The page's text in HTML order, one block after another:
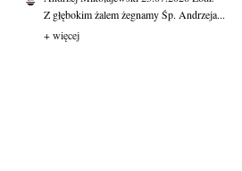
Z głębokim żalem żegnamy Śp. Andrzeja...
+ więcej